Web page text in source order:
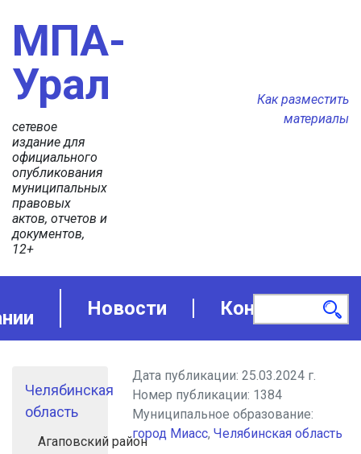
МПА-
Урал
сетевое
издание для
официального
опубликования
муниципальных
правовых
актов, отчетов и
документов,
12+
Как разместить
материалы
Новости Контакты
Челябинская
область
Агаповский район
Дата публикации:25.03.2024 г.
Номер публикации: 1384
Муниципальное образование:
город Миасс,Челябинская область